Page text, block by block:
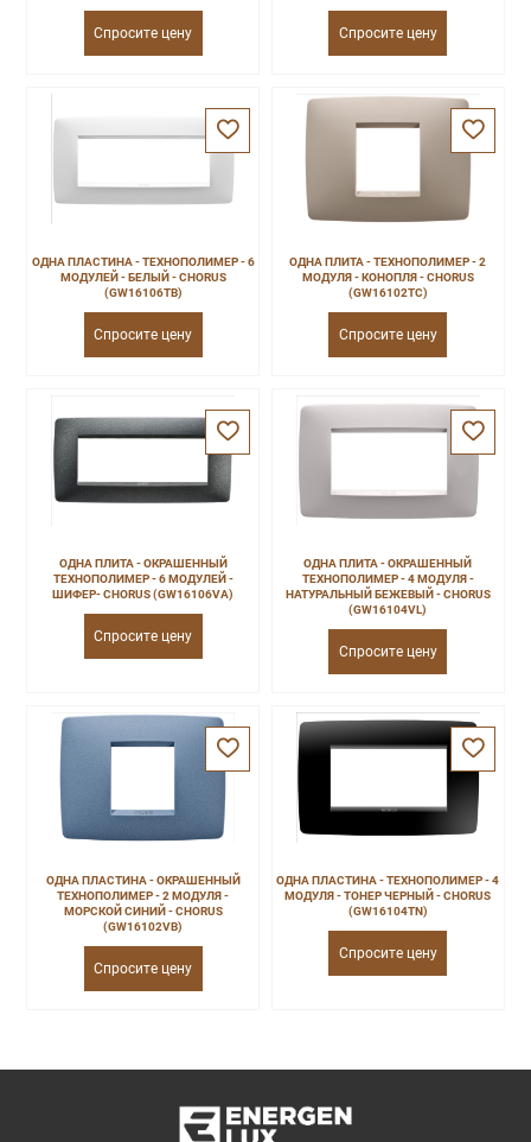
Спросите цену Спросите цену
ОДНА ПЛАСТИНА - ТЕХНОПОЛИМЕР - 6
МОДУЛЕЙ - БЕЛЫЙ - CHORUS
(GW16106TB)
Спросите цену
ОДНА ПЛИТА - ТЕХНОПОЛИМЕР - 2
МОДУЛЯ - КОНОПЛЯ - CHORUS
(GW16102TC)
Спросите цену
ОДНА ПЛИТА - ОКРАШЕННЫЙ
ТЕХНОПОЛИМЕР - 6 МОДУЛЕЙ -
ШИФЕР- CHORUS (GW16106VA)
Спросите цену
ОДНА ПЛИТА - ОКРАШЕННЫЙ
ТЕХНОПОЛИМЕР - 4 МОДУЛЯ -
НАТУРАЛЬНЫЙ БЕЖЕВЫЙ - CHORUS
(GW16104VL)
Спросите цену
ОДНА ПЛАСТИНА - ОКРАШЕННЫЙ
ТЕХНОПОЛИМЕР - 2 МОДУЛЯ -
МОРСКОЙ СИНИЙ - CHORUS
(GW16102VB)
Спросите цену
ОДНА ПЛАСТИНА - ТЕХНОПОЛИМЕР - 4
МОДУЛЯ - ТОНЕР ЧЕРНЫЙ - CHORUS
(GW16104TN)
Спросите цену